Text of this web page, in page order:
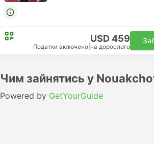
USD 459
Податки включено на дорослого
Чим зайнятись у
Powered by GetYourGuide